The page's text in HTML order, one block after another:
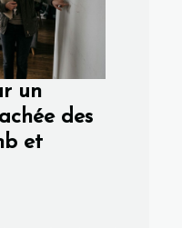
un
des
et